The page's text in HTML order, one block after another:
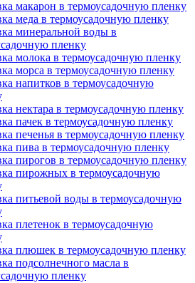
макарон в термоусадочную пленку
меда в термоусадочную пленку
минеральной воды в
пленку
молока в термоусадочную пленку
морса в термоусадочную пленку
напитков в термоусадочную
нектара в термоусадочную пленку
пачек в термоусадочную пленку
печенья в термоусадочную пленку
пива в термоусадочную пленку
пирогов в термоусадочную пленку
пирожных в термоусадочную
питьевой воды в термоусадочную
плетенок в термоусадочную
плюшек в термоусадочную пленку
подсолнечного масла в
пленку